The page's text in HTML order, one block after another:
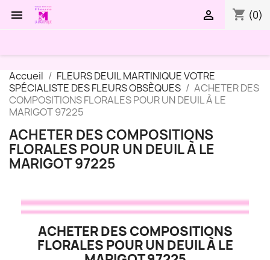
 shopping_cart (0)

Accueil
FLEURS DEUIL MARTINIQUE VOTRE
SPÉCIALISTE DES FLEURS OBSÈQUES
ACHETER DES
COMPOSITIONS FLORALES POUR UN DEUIL À LE
MARIGOT 97225
ACHETER DES COMPOSITIONS
FLORALES POUR UN DEUIL À LE
MARIGOT 97225
ACHETER DES COMPOSITIONS
FLORALES POUR UN DEUIL À LE